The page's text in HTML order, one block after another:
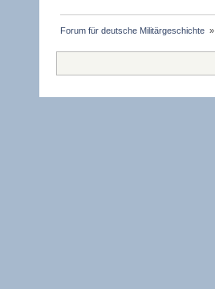
Forum für deutsche Militärgeschichte »